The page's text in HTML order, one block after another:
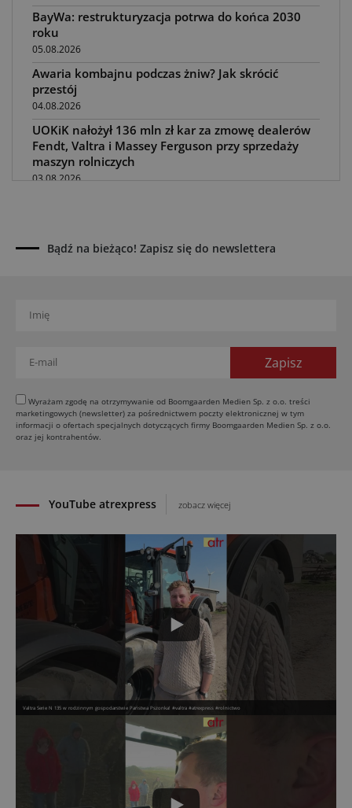
BayWa: restrukturyzacja potrwa do końca 2030
roku
05.08.2026
Awaria kombajnu podczas żniw? Jak skrócić
przestój
04.08.2026
UOKiK nałożył 136 mln zł kar za zmowę dealerów
Fendt, Valtra i Massey Ferguson przy sprzedaży
maszyn rolniczych
03.08.2026
Rzepak hybrydowy: sposób na wyższą rentowność
01.08.2026
31.07.2026
Kukurydza w Polsce: aktualny stan plantacji
30.07.2026
Amazone ZG-TX precyzyjniejszy rozsiewacz
29.07.2026
YouTube atrexpress zobacz więcej
Valtra Serie N 135 w rodzinnym gospodarstwie Państwa Pszonka! #valtra #atrexpress #rolnictwo
Bądź na bieżąco! Zapisz się do newslettera
Wyrażam zgodę na otrzymywanie od Boomgaarden Medien Sp. z o.o. treści
marketingowych (newsletter) za pośrednictwem poczty elektronicznej w tym
informacji o ofertach specjalnych dotyczących firmy Boomgaarden Medien Sp. z o.o.
oraz jej kontrahentów.